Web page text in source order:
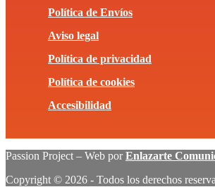
Política de Envíos
Aviso legal
Política de privacidad
Política de cookies
Accesibilidad
Passion Project – Web porEnlazarte
Copyright © 2026 - Todos los derechos